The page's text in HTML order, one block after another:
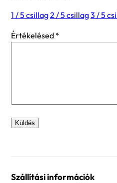
1 / 5 csillag2 / 5 csillag3 / 5
Értékelésed *
Szállítási információk